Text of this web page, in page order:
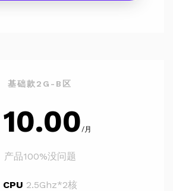
基础款2G-B区
10.00/月
产品100%没问题
CPU 2.5Ghz*2核